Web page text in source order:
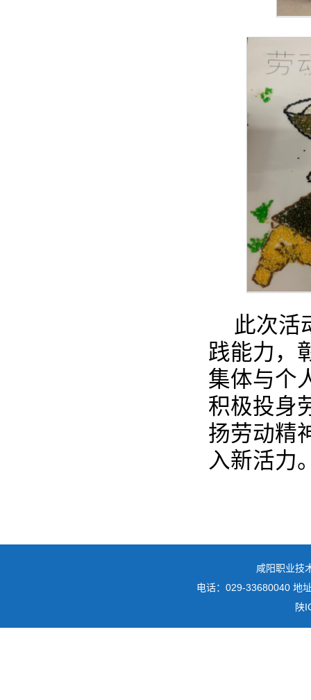
此次活
践能力，
集体与个
积极投身
扬劳动精
入新活力
咸阳职业技
电话：029-33680040 地
陕